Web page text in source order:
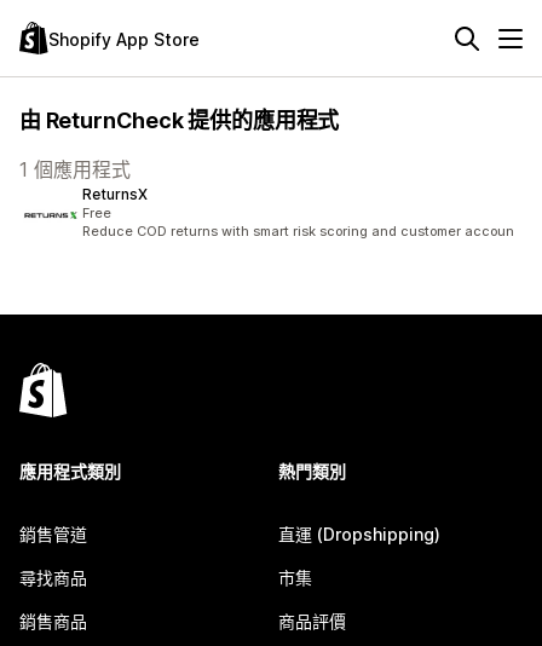
Shopify App Store
由 ReturnCheck 提供的應用程式
1 個應用程式
ReturnsX
Free
Reduce COD returns with smart risk scoring and customer accoun
應用程式類別
銷售管道
尋找商品
銷售商品
熱門類別
直運 (Dropshipping)
市集
商品評價